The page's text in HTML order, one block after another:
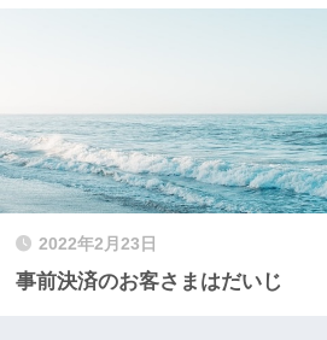
2022年2月23日
事前決済のお客さまはだいじ